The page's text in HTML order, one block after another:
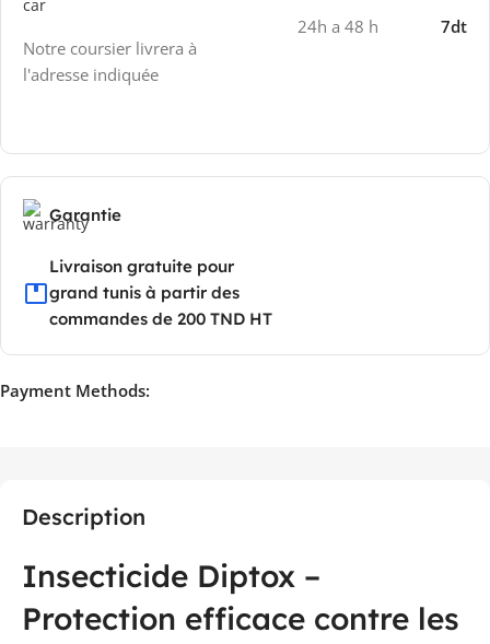
Notre coursier livrera à
l'adresse indiquée
24h a 48 h 7dt
Garantie
Livraison gratuite pour
grand tunis à partir des
commandes de 200 TND HT
Payment Methods:
Description
Insecticide Diptox –
Protection efficace contre les